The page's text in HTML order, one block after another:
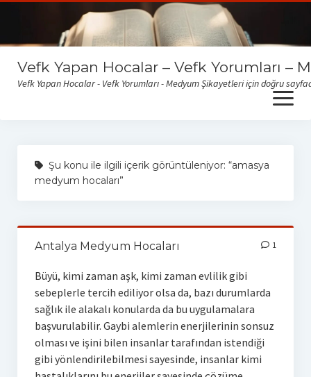
Vefk Yapan Hocalar – Vefk Yorumları –
Vefk Yapan Hocalar - Vefk Yorumları - Medyum Şikayetleri için doğru
open
menu
buraya tıklayabilirsiniz
Şu konu ile ilgili içerik görüntüleniyor: “amasya
medyum hocaları”
Antalya Medyum Hocaları 1
Büyü, kimi zaman aşk, kimi zaman evlilik gibi
sebeplerle tercih ediliyor olsa da, bazı durumlarda
sağlık ile alakalı konularda da bu uygulamalara
başvurulabilir. Gaybi alemlerin enerjilerinin sonsuz
olması ve işini bilen insanlar tarafından istendiği
gibi yönlendirilebilmesi sayesinde, insanlar kimi